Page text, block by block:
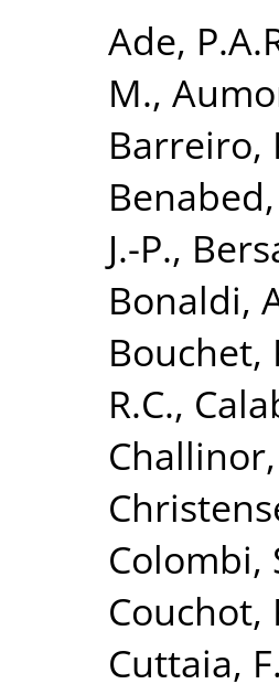
Ade,
M.,
Barreiro,
J.-P.,
Bonaldi,
Bouchet,
R.C.,
Colombi,
Couchot,
Cuttaia, F.